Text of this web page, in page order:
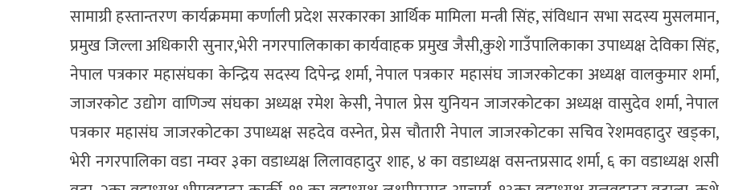
सामाग्री हस्तान्तरण कार्यक्रममा कर्णाली प्रदेश सरकारका आर्थिक मामिला मन्त्री सिंह, संविधान सभा सदस्य मुसलमान,
प्रमुख जिल्ला अधिकारी सुनार,भेरी नगरपालिकाका कार्यवाहक प्रमुख जैसी,कुशे गाउँपालिकाका उपाध्यक्ष देविका सिंह,
नेपाल पत्रकार महासंघका केन्द्रिय सदस्य दिपेन्द्र शर्मा, नेपाल पत्रकार महासंघ जाजरकोटका अध्यक्ष वालकुमार शर्मा,
जाजरकोट उद्योग वाणिज्य संघका अध्यक्ष रमेश केसी, नेपाल प्रेस युनियन जाजरकोटका अध्यक्ष वासुदेव शर्मा, नेपाल
पत्रकार महासंघ जाजरकोटका उपाध्यक्ष सहदेव वस्नेत, प्रेस चौतारी नेपाल जाजरकोटका सचिव रेशमवहादुर खड्का,
भेरी नगरपालिका वडा नम्वर ३का वडाध्यक्ष लिलावहादुर शाह, ४ का वडाध्यक्ष वसन्तप्रसाद शर्मा, ६ का वडाध्यक्ष शसी